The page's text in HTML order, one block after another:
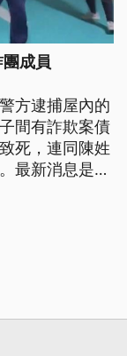
成員
方逮捕屋內的
間有詐欺案債
死，連同陳姓
最新消息是，